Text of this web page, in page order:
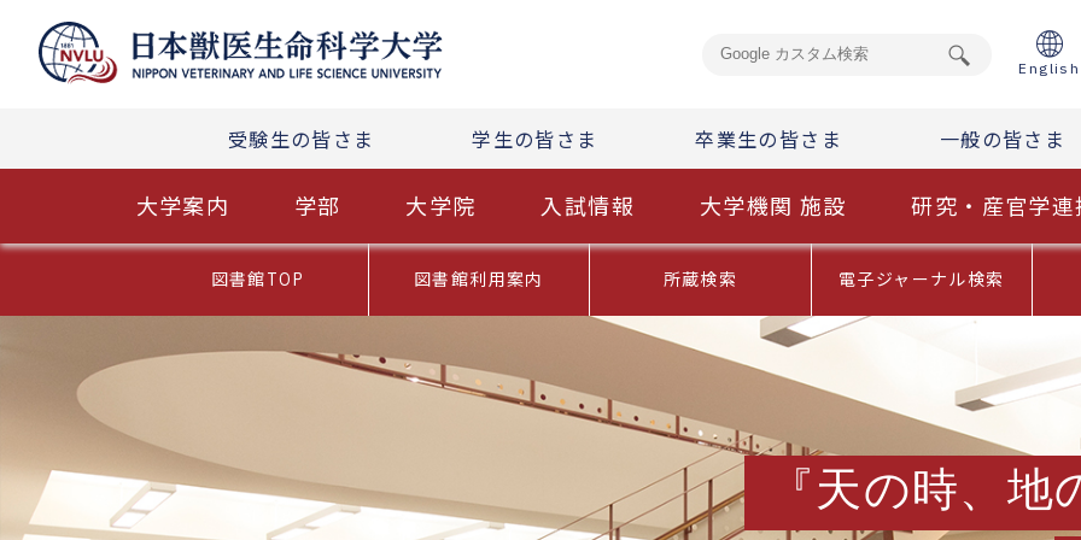
English
受験生の皆さま 学生の皆さま 卒業生の皆さま 一般の皆さま
大学案内 学部 大学院 入試情報 大学機関 施設 研究・産官学連
図書館TOP 図書館利用案内 所蔵検索 電子ジャーナル検索
『天の時、